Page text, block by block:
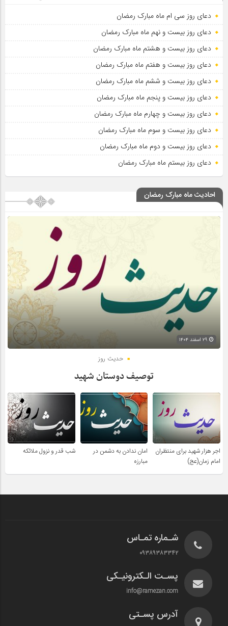
دعای روز سی ام ماه مبارک رمضان
دعای روز بیست و نهم ماه مبارک رمضان
دعای روز بیست و هشتم ماه مبارک رمضان
دعای روز بیست و هفتم ماه مبارک رمضان
دعای روز بیست و ششم ماه مبارک رمضان
دعای روز بیست و پنجم ماه مبارک رمضان
دعای روز بیست و چهارم ماه مبارک رمضان
دعای روز بیست و سوم ماه مبارک رمضان
دعای روز بیست و دوم ماه مبارک رمضان
دعای روز بیستم ماه مبارک رمضان
احادیث ماه مبارک رمضان
حدیث روز
توصیف دوستان شهید
اجر هزار شهید برای منتظران
امام زمان(عج)
امان ندادن به دشمن در
مبارزه
شب قدر و نزول ملائکه
شـماره تمـاس
۰۹۳۸۹۳۸۳۳۴۲
پسـت الـکترونیـکی
info@ramezan.com
آدرس پسـتی